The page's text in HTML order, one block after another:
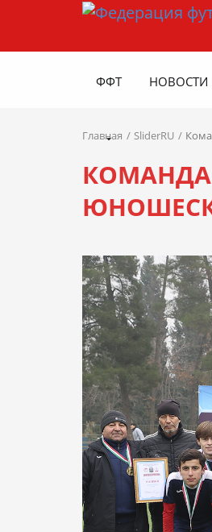
ФФТ НОВОСТИ
Главная SliderRU
КОМАНДА